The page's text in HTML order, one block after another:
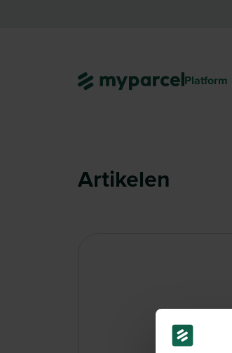
Platform
Artikelen